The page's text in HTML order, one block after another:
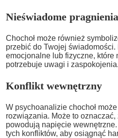
Nieświadome pragnienia
Chochoł może również
przebić do Twojej
emocjonalne lub fizyczne, które
potrzebuje uwagi i zaspokojenia.
Konflikt wewnętrzny
W psychoanalizie chochoł
rozwiązania. Może to
powodują napięcie
tych konfliktów, aby osiągnąć